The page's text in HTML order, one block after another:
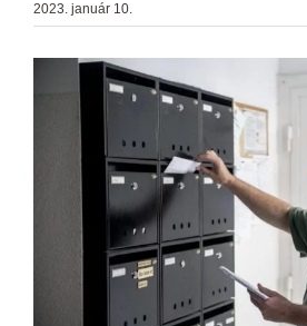
2023. január 10.